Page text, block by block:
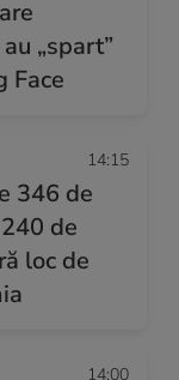
„spart”
Face
14:15
346 de
de
loc de
14:00